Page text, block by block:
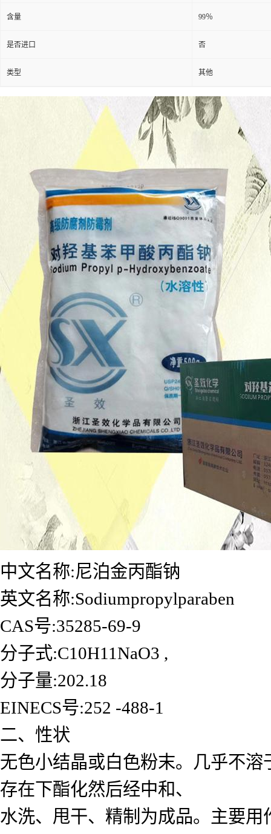
含量 99％
是否进口 否
类型 其他
中文名称:尼泊金丙酯钠
英文名称:Sodiumpropylparaben
CAS号:35285-69-9
分子式:C10H11NaO3 ,
分子量:202.18
EINECS号:252 -488-1
二、性状
无色小结晶或白色粉末。几乎不
存在下酯化然后经中和、
水洗、甩干、精制为成品。主要